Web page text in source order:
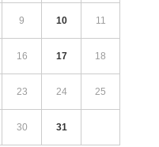
9 10 11
16 17 18
23 24 25
30 31